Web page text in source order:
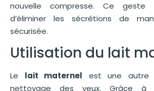
nouvelle compresse. Ce geste
d’éliminer les sécrétions de
sécurisée.
Utilisation du lait
Le lait maternel est une autre
nettoyage des yeux. Grâce à